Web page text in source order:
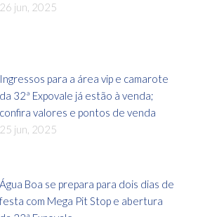
26 jun, 2025
Ingressos para a área vip e camarote
da 32ª Expovale já estão à venda;
confira valores e pontos de venda
25 jun, 2025
Água Boa se prepara para dois dias de
festa com Mega Pit Stop e abertura